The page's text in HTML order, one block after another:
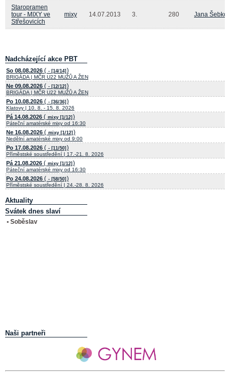
Staropramen
tour - MIXY ve
Střešovicích
mixy 14.07.2013 3. 280 Jana
Nadcházející akce PBT
So 08.08.2026 ( - [14/14] )
BRIGÁDA | MČR U22 MUŽŮ A ŽEN
Ne 09.08.2026 ( - [12/12] )
BRIGÁDA | MČR U22 MUŽŮ A ŽEN
Po 10.08.2026 ( - [36/36] )
Klatovy | 10. 8. - 15. 8. 2026
Pá 14.08.2026 ( mixy [1/12] )
Páteční amatérské mixy od 16:30
Ne 16.08.2026 ( mixy [1/12] )
Nedělní amatérské mixy od 9:00
Po 17.08.2026 ( - [11/50] )
Příměstské soustředění | 17.-21. 8. 2026
Pá 21.08.2026 ( mixy [1/12] )
Páteční amatérské mixy od 16:30
Po 24.08.2026 ( - [58/50] )
Příměstské soustředění | 24.-28. 8. 2026
Aktuality
Svátek dnes slaví
• Soběslav
Naši partneři